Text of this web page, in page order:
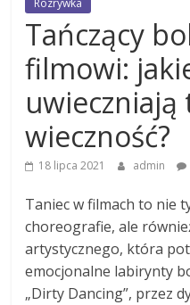
Rozrywka
Tańczący
filmowi:
uwieczniają
wieczność?
18 lipca 2021 admin
Taniec w filmach to nie
choreografie, ale
artystycznego, która
emocjonalne labirynty
„Dirty Dancing”, przez